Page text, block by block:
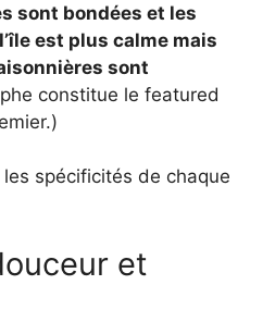
sont bondées et les
est plus calme mais
sont
constitue le featured
spécificités de chaque
et